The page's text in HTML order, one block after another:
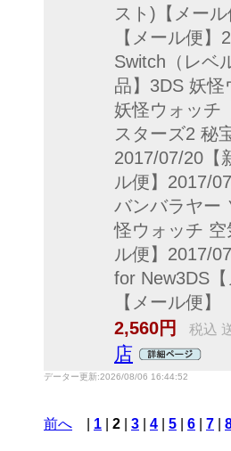
スト)【メー
【メール便
Switch（レベ
品】3DS 妖
妖怪ウォッチ
スターズ2 秘
2017/07/20【
ル便】2017/
バンバラヤー
怪ウォッチ
ル便】2017/
for New3DS
【メール便】
2,560円
税込
店
データー更新:2026/08/06 16:44:52
前へ 1 2 3 4 5 6 7